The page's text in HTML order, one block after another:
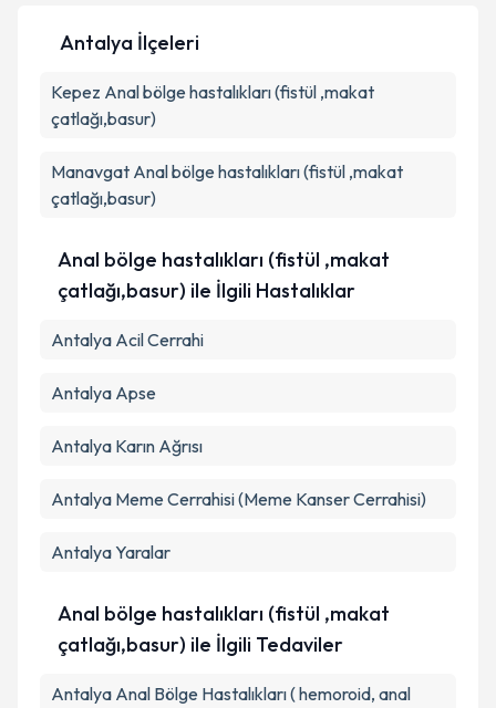
Kişisel verilerimin işlenmesine ilişkinAydınlatma
Metni'ni okudum ve kişisel verilerimin belirtilen
Antalya İlçeleri
Kepez Anal bölge hastalıkları (fistül ,makat
çatlağı,basur)
Manavgat Anal bölge hastalıkları (fistül ,makat
çatlağı,basur)
Anal bölge hastalıkları (fistül ,makat
çatlağı,basur) ile İlgili Hastalıklar
Antalya Acil Cerrahi
Antalya Apse
Antalya Karın Ağrısı
Antalya Meme Cerrahisi (Meme Kanser Cerrahisi)
Antalya Yaralar
Anal bölge hastalıkları (fistül ,makat
çatlağı,basur) ile İlgili Tedaviler
Antalya Anal Bölge Hastalıkları ( hemoroid, anal